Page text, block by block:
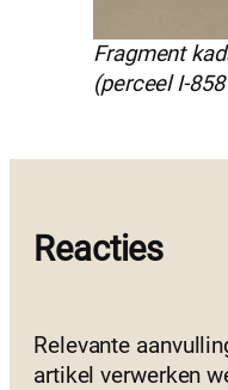
Fragment
(perceel I-
Reacties
Relevante
artikel verwerken